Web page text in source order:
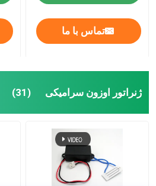
تماس با ما
ژنراتور اوزون سرامیکی (31)